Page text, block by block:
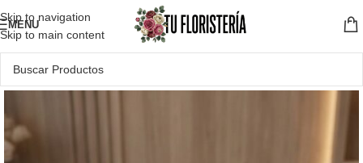
Skip to navigation
Skip to main content
MENU